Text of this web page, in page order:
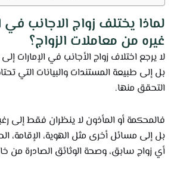
لماذا يختلف زواج الاجانب في
غيره من معاملات الزواج؟
لا يرجع اختلاف زواج الأجانب في الإمارات
بل إلى طبيعة المستندات والبيانات التي
التحقق منها.
فالمحكمة أو المأذون لا ينظران فقط إلى
بل إلى مسائل أخرى مثل الهوية، الإقامة،
أي زواج سابق، وصحة الوثائق الصادرة من